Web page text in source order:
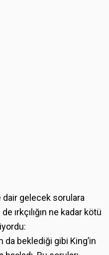
dair gelecek sorulara
ırkçılığın ne kadar kötü
beklediği gibi King’in